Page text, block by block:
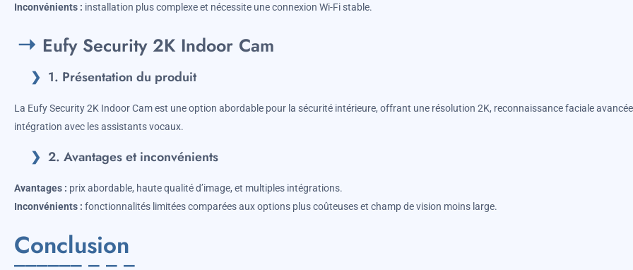
Inconvénients : installation plus complexe et nécessite une connexion Wi-Fi stable.
Eufy Security 2K Indoor Cam
1. Présentation du produit
La Eufy Security 2K Indoor Cam est une option abordable pour la sécurité intérieure, offrant une résolution 2K, reconnaissance faciale
intégration avec les assistants vocaux.
2. Avantages et inconvénients
Avantages : prix abordable, haute qualité d’image, et multiples intégrations.
Inconvénients : fonctionnalités limitées comparées aux options plus coûteuses et champ de vision moins large.
Conclusion